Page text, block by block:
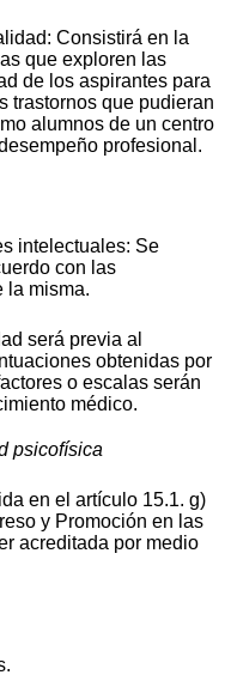
Consistirá en la
que exploren las
de los aspirantes para
trastornos que pudieran
alumnos de un centro
profesional.
intelectuales: Se
con las
la misma.
será previa al
obtenidas por
o escalas serán
médico.
psicofísica
en el artículo 15.1. g)
y Promoción en las
acreditada por medio